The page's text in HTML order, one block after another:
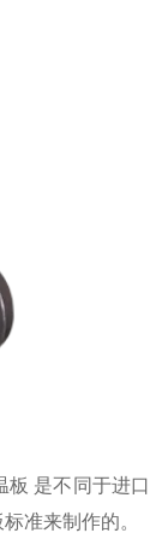
是不同于进
准来制作的。